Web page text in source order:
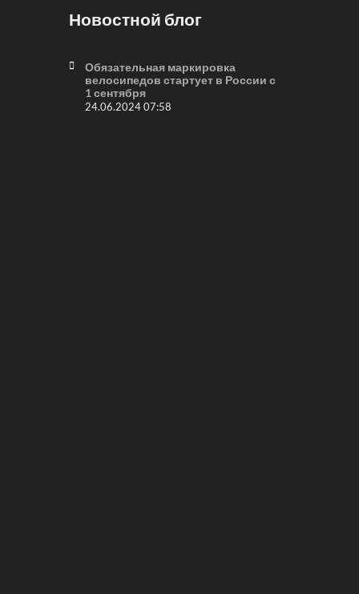
Новостной блог
Обязательная маркировка
велосипедов стартует в России с
1 сентября
24.06.2024 07:58